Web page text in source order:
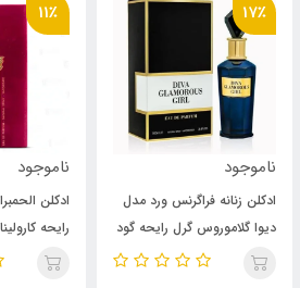
11٪
ناموجود
ادکلن الحمبرا مدل ووگو پارتی
رایحه کارولینا هررا وری گود
گرل گلم (گودگرل) ( vogue
11٪
ناموجود
ادکلن
رایحه
گلیتر